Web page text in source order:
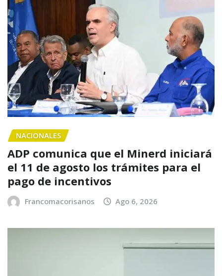
NACIONALES
ADP comunica que el Minerd iniciará
el 11 de agosto los trámites para el
pago de incentivos
Francomacorisanos Ago 6, 2026